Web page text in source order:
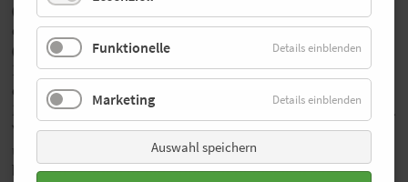
(Äthiopien/2:17:23), Lonah Chemtai (Kenia/2:17:45) und
der Weltmeisterin von 2022, Gotytom Gebreslase
(Äthiopien/2:18:11), finden sich nur noch vier
Läuferinnen mit Bestzeiten von unter 2:20 Stunden auf
der Startliste. Für ein Rennen der World Marathon
Majors und des Kalibers von New York ist das eher dünn.
Viele Athleten konzentrieren sich allerdings im Kampf
um die olympischen Startplätze auf schnelle Zeiten, die
bei dem Rennen in Big Apple nicht möglich sind.
Funktionelle Details einblenden
Marketing Details einblenden
Auswahl speichern